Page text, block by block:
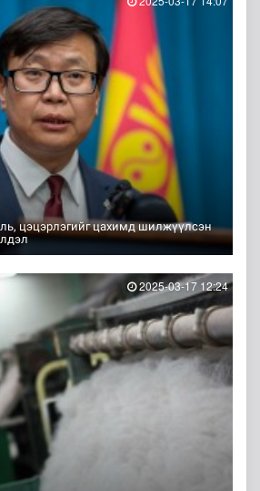
цэцэрлэгийг цахимд шилжүүлсэн
2025-03-17 12:24